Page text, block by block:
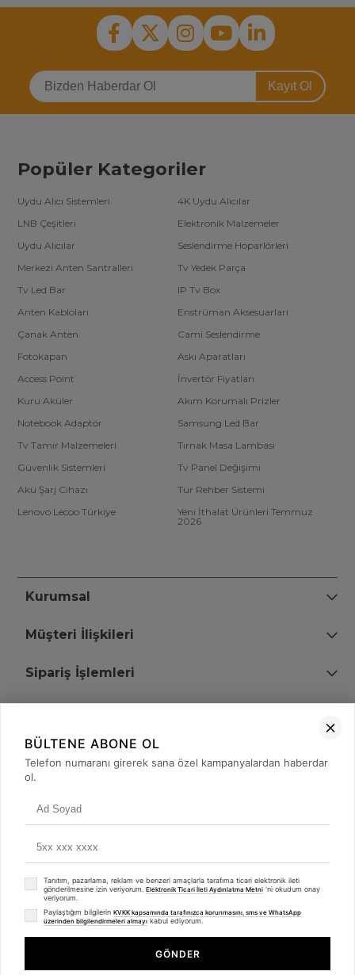
Kayıt Ol
Popüler Kategoriler
Uydu Alıcı Sistemleri
4K Uydu Alıcılar
LNB Çeşitleri
Elektronik Malzemeler
Uydu Alıcılar
Seslendirme Hoparlörleri
Merkezi Anten Santralleri
Tv Yedek Parça
Tv Led Bar
IP Tv Box
Anten Kabloları
Enstrüman Aksesuarları
Çanak Anten
Cami Seslendirme
Fotokapan
Askı Aparatları
Access Point
İnvertör Fiyatları
Kuru Aküler
Akım Korumalı Prizler
Notebook Adaptör
Samsung Led Bar
Tv Tamir Malzemeleri
Tırnak Masa Lambası
Güvenlik Sistemleri
Tv Panel Değişimi
Akü Şarj Cihazı
Tur Rehber Sistemi
Lenovo Lecoo Türkiye
Yeni İthalat Ürünleri Temmuz
2026
Kurumsal
Müşteri İlişkileri
Sipariş İşlemleri
+90 (850) 473 08 08
© 2008 - 2026merterelektronik.com
- Tüm Hakları Saklıdır. Kredi kartı bilgileriniz 256bit SSL sertifikası ile
Whatsapp
BÜLTENE ABONE OL
Telefon numaranı girerek sana özel kampanyalardan haberdar
ol.
Tanıtım, pazarlama, reklam ve benzeri amaçlarla tarafıma ticari elektronik ileti
gönderilmesine izin veriyorum. Elektronik Ticari İleti Aydınlatma Metni 'ni okudum onay
veriyorum.
Paylaştığım bilgilerin KVKK kapsamında tarafınızca korunmasını, sms ve WhatsApp
üzerinden bilgilendirmeleri almayı kabul ediyorum.
GÖNDER